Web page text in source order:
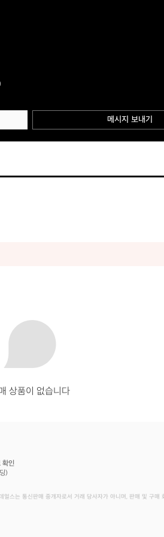
메시지 보내기
상품이 없습니다
확인
)
얼스는 통신판매 중개자로서 거래 당사자가 아니며, 판매 및 구매